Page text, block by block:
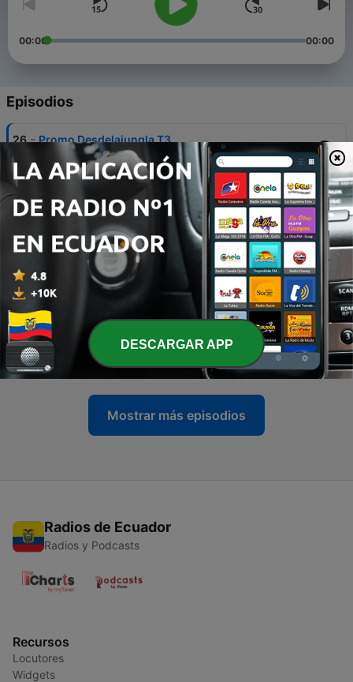
00:00 00:00
Episodios
26 - Promo Desdelajungla T3
07 jun. 2012
25 Desde La Jungla E10T2
15 nov. 2011
24 - Desde La Jungla E9T2
23 - Desde la Jungla E8T2
30 ago. 2011
22 - Promo Desde la Jungla
18 ago. 2011
Mostrar más episodios
Radios de Ecuador
Radios y Podcasts
Recursos
Locutores
Widgets
DESCARGAR APP